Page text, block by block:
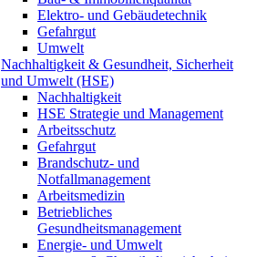
Elektro- und Gebäudetechnik
Gefahrgut
Umwelt
Nachhaltigkeit & Gesundheit, Sicherheit
und Umwelt (HSE)
Nachhaltigkeit
HSE Strategie und Management
Arbeitsschutz
Gefahrgut
Brandschutz- und
Notfallmanagement
Arbeitsmedizin
Betriebliches
Gesundheitsmanagement
Energie- und Umwelt